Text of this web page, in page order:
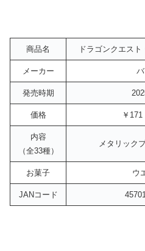
商品名 ドラゴンクエスト
メーカー
発売時期
価格 ￥171
内容
（全33種）
メタリック
お菓子 ウ
JANコード